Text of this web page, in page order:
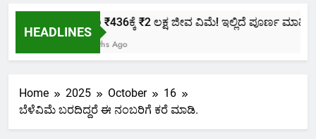
HEADLINES
ಕೇವಲ ₹436ಕ್ಕೆ ₹2 ಲಕ್ಷ ಜೀವ ವಿಮೆ! ಇಲ್ಲಿದೆ ಪೂರ್ಣ ಮಾಹಿತಿ.
2 Months Ago
Home 2025 October
16
ಬೆಳೆವಿಮೆ ಬರದಿದ್ದರೆ ಈ ನಂಬರಿಗೆ ಕರೆ ಮಾಡಿ.